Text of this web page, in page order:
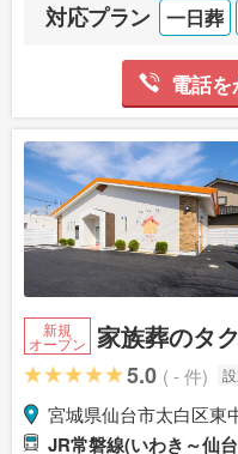
対応プラン 一日葬
電話
新規
オープン 家族葬のタ
5.0 ( - 件) 設
宮城県仙台市太白区東
JR常磐線(いわき～仙